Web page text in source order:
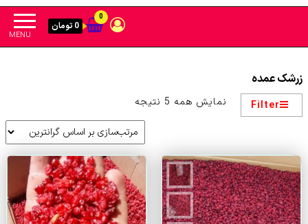
MENU
0
0 تومان
زرشک عمده
Filter نمایش همه 5 نتیجه
بر
اساس
قیمت:
زیاد
به
کم